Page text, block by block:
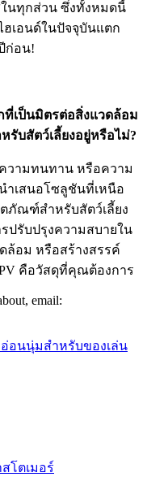
นทุกส่วน ซึ่งทั้งหมดนี้
ฮเอนด์ในปัจจุบันแตก
ก่อน!
เป็นมิตรต่อสิ่งแวดล้อม
บสัตว์เลี้ยงอยู่หรือไม่?
วามทนทาน หรือความ
ำเสนอโซลูชันที่เหนือ
ภัณฑ์สำหรับสัตว์เลี้ยง
ปรับปรุงความสบายใน
ล้อม หรือสร้างสรรค์
คือวัสดุที่คุณต้องการ
email:
อนนุ่มสำหรับของเล่น
โตเมอร์